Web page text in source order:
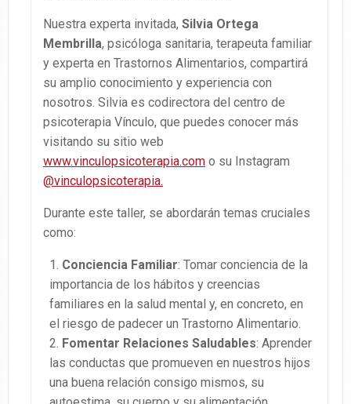
Nuestra experta invitada, Silvia Ortega
Membrilla, psicóloga sanitaria, terapeuta familiar
y experta en Trastornos Alimentarios, compartirá
su amplio conocimiento y experiencia con
nosotros. Silvia es codirectora del centro de
psicoterapia Vínculo, que puedes conocer más
visitando su sitio web
www.vinculopsicoterapia.com o su Instagram
@vinculopsicoterapia.
Durante este taller, se abordarán temas cruciales
como:
Conciencia Familiar: Tomar conciencia de la
importancia de los hábitos y creencias
familiares en la salud mental y, en concreto, en
el riesgo de padecer un Trastorno Alimentario.
Fomentar Relaciones Saludables: Aprender
las conductas que promueven en nuestros hijos
una buena relación consigo mismos, su